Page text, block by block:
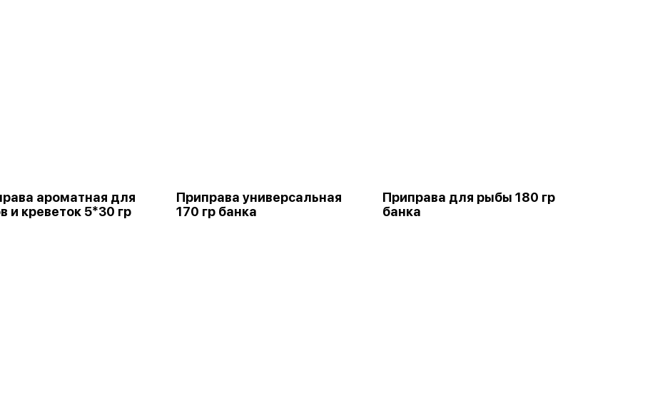
ароматная для
и креветок 5*30 гр
Приправа универсальная
170 гр банка
Приправа для рыбы 180 гр
банка